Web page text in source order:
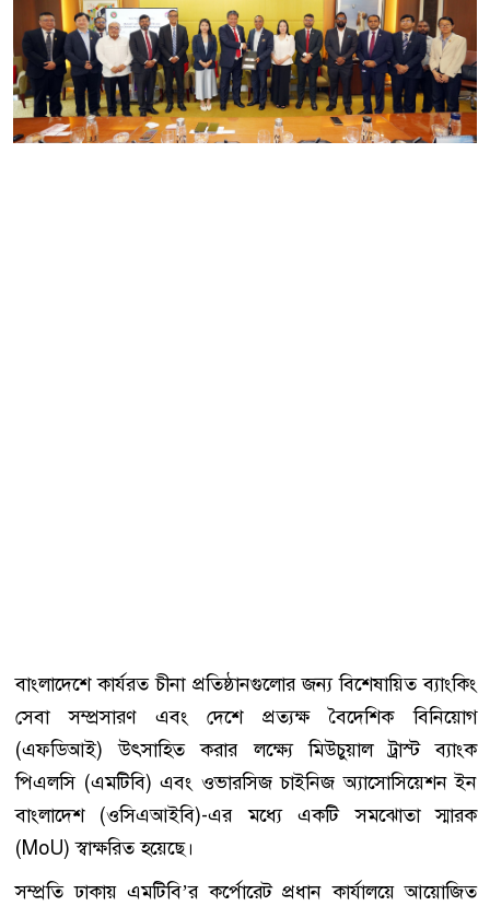
বাংলাদেশে কার্যরত চীনা প্রতিষ্ঠানগুলোর জন্য বিশেষায়িত ব্যাংকিং
সেবা সম্প্রসারণ এবং দেশে প্রত্যক্ষ বৈদেশিক বিনিয়োগ
(এফডিআই) উৎসাহিত করার লক্ষ্যে মিউচুয়াল ট্রাস্ট ব্যাংক
পিএলসি (এমটিবি) এবং ওভারসিজ চাইনিজ অ্যাসোসিয়েশন ইন
বাংলাদেশ (ওসিএআইবি)-এর মধ্যে একটি সমঝোতা স্মারক
(MoU) স্বাক্ষরিত হয়েছে।
সম্প্রতি ঢাকায় এমটিবি’র কর্পোরেট প্রধান কার্যালয়ে আয়োজিত